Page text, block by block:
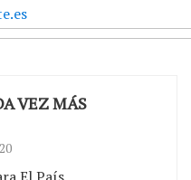
VEZ MÁS